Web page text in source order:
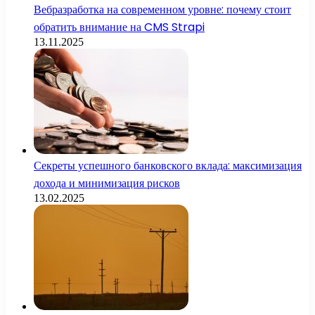
Вебразработка на современном уровне: почему стоит
обратить внимание на CMS Strapi
13.11.2025
Секреты успешного банковского вклада: максимизация
дохода и минимизация рисков
13.02.2025